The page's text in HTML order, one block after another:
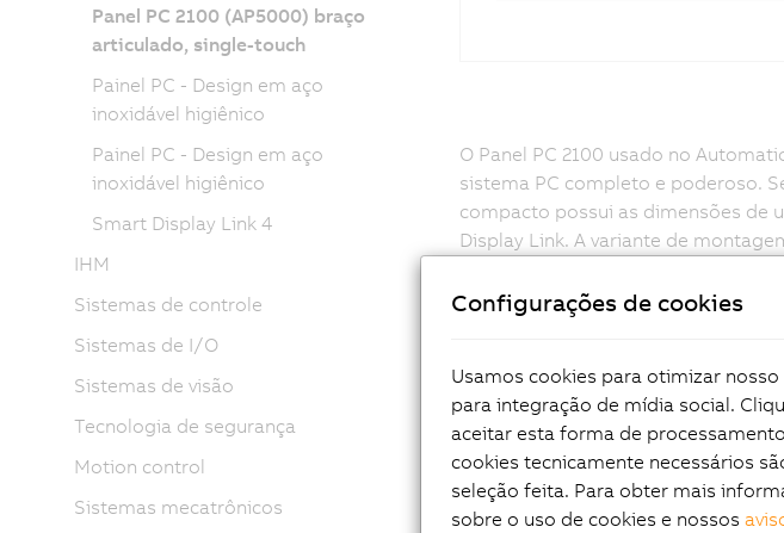
O Panel PC 2100 usado no
sistema PC completo e poderoso.
compacto possui as dimensões de
Display Link. A variante de
O design do PC é baseado na
tecnologia de processador de um,
representa um marco para os
as variantes do Automation Panel
coolers internos.
Panel PC 2100 (AP5000) braço
articulado, single-touch
Painel PC - Design em aço
inoxidável higiênico
Painel PC - Design em aço
inoxidável higiênico
Smart Display Link 4
IHM
Sistemas de controle
Sistemas de I/O
Sistemas de visão
Tecnologia de segurança
Motion control
Sistemas mecatrônicos
Configurações de cookies
Usamos cookies para otimizar
para integração de mídia social.
aceitar esta forma de
cookies tecnicamente necessários
seleção feita. Para obter mais
sobre o uso de cookies e nossos